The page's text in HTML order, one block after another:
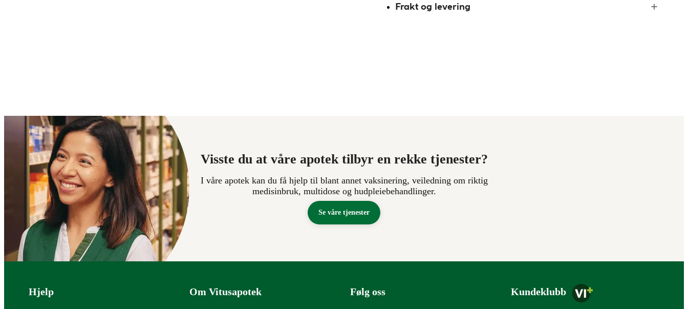
Frakt og levering
Visste du at våre apotek tilbyr en rekke tjenester?
I våre apotek kan du få hjelp til blant annet vaksinering, veiledning om riktig
medisinbruk, multidose og hudpleiebehandlinger.
Se våre tjenester
Bunntekst
Hjelp Om Vitusapotek Følg oss Kundeklubb